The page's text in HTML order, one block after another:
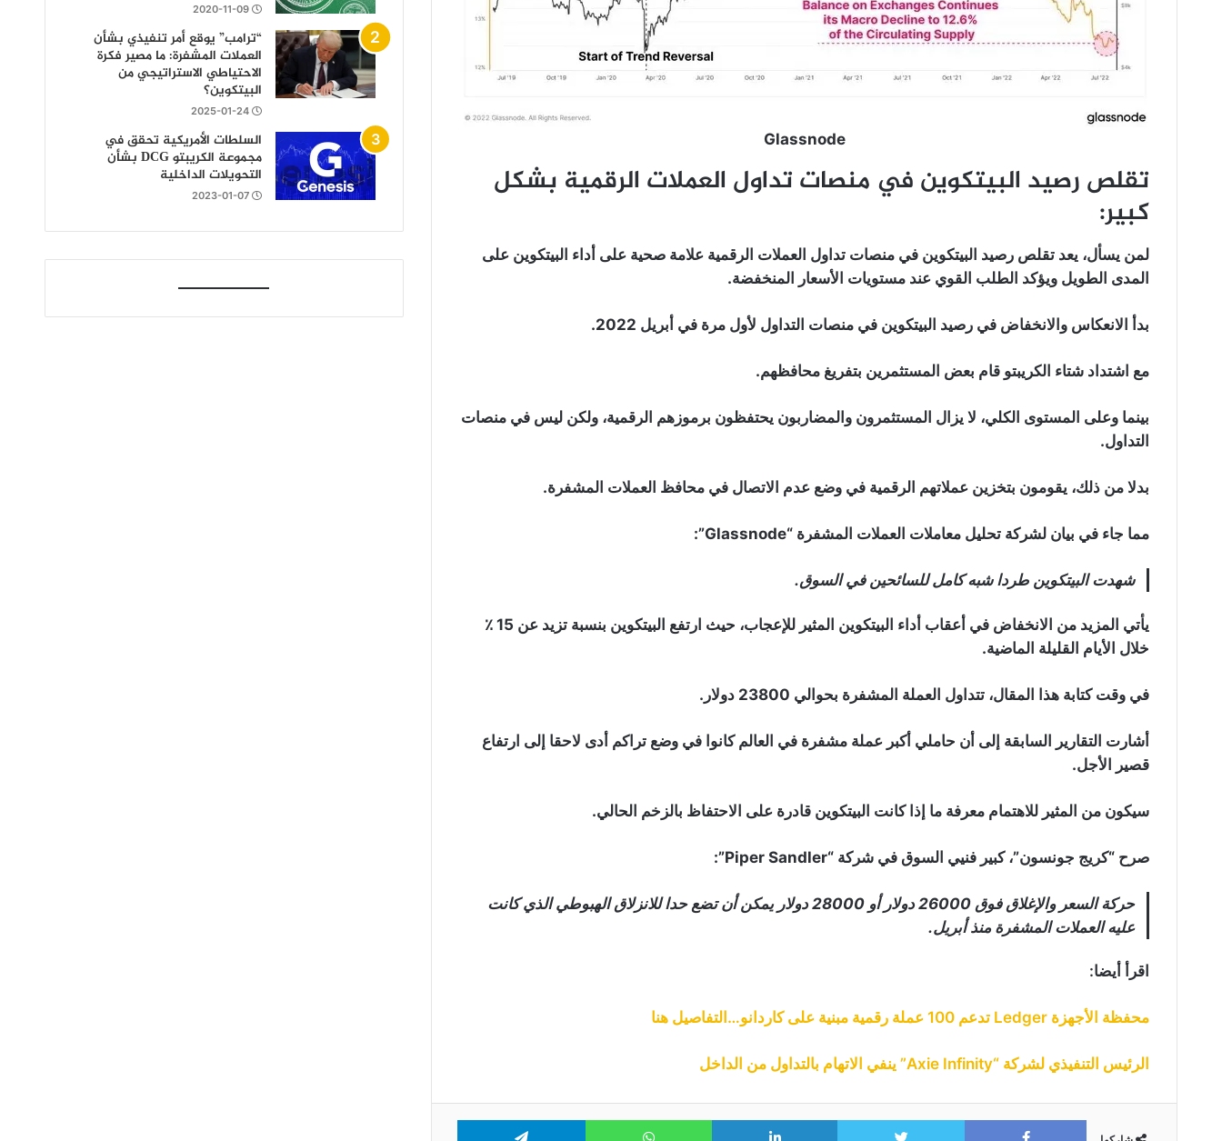
Glassnode
تقلص رصيد البيتكوين في منصات تداول العملات الرقمية بشكل
كبير:
لمن يسأل، يعد تقلص رصيد البيتكوين في منصات تداول العملات الرقمية علامة صحية على أداء البيتكوين على
المدى الطويل ويؤكد الطلب القوي عند مستويات الأسعار المنخفضة.
بدأ الانعكاس والانخفاض في رصيد البيتكوين في منصات التداول لأول مرة في أبريل 2022.
مع اشتداد شتاء الكريبتو قام بعض المستثمرين بتفريغ محافظهم.
بينما وعلى المستوى الكلي، لا يزال المستثمرون والمضاربون يحتفظون برموزهم الرقمية، ولكن ليس في منصات
التداول.
بدلا من ذلك، يقومون بتخزين عملاتهم الرقمية في وضع عدم الاتصال في محافظ العملات المشفرة.
مما جاء في بيان لشركة تحليل معاملات العملات المشفرة “Glassnode”:
شهدت البيتكوين طردا شبه كامل للسائحين في السوق.
يأتي المزيد من الانخفاض في أعقاب أداء البيتكوين المثير للإعجاب، حيث ارتفع البيتكوين بنسبة تزيد عن 15 ٪
خلال الأيام القليلة الماضية.
في وقت كتابة هذا المقال، تتداول العملة المشفرة بحوالي 23800 دولار.
أشارت التقارير السابقة إلى أن حاملي أكبر عملة مشفرة في العالم كانوا في وضع تراكم أدى لاحقا إلى ارتفاع
قصير الأجل.
سيكون من المثير للاهتمام معرفة ما إذا كانت البيتكوين قادرة على الاحتفاظ بالزخم الحالي.
صرح “كريج جونسون”، كبير فنيي السوق في شركة “Piper Sandler”:
حركة السعر والإغلاق فوق 26000 دولار أو 28000 دولار يمكن أن تضع حدا للانزلاق الهبوطي الذي كانت
عليه العملات المشفرة منذ أبريل.
اقرأ أيضا:
محفظة الأجهزة Ledger تدعم 100 عملة رقمية مبنية على كاردانو…التفاصيل هنا
الرئيس التنفيذي لشركة “Axie Infinity” ينفي الاتهام بالتداول من الداخل
Facebook
Twitter
LinkedIn
WhatsApp
Telegram
شبكة بينانس تتجاوز ترون وتصبح أكبر
منصات التداول
2020-11-09
“ترامب” يوقع أمر تنفيذي بشأن
العملات المشفرة: ما مصير فكرة
الاحتياطي الاستراتيجي من
البيتكوين؟
2025-01-24
السلطات الأمريكية تحقق في
مجموعة الكريبتو DCG بشأن
التحويلات الداخلية
2023-01-07